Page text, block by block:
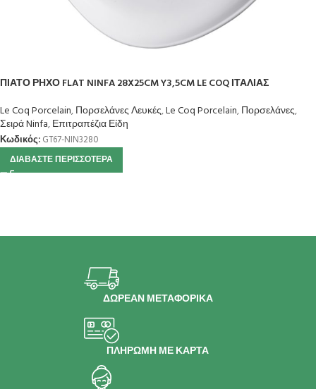
ΠΙΑΤΟ ΡΗΧΟ FLAT NINFA 28X25CM Y3,5CM LE COQ ΙΤΑΛΙΑΣ
Le Coq Porcelain,Πορσελάνες Λευκές,Le Coq Porcelain,Πορσελάνες,
Σειρά Ninfa,Επιτραπέζια Είδη
Κωδικός: GT67-NIN3280
ΔΙΑΒΆΣΤΕ ΠΕΡΙΣΣΌΤΕΡΑ
ΔΩΡΕΑΝ ΜΕΤΑΦΟΡΙΚΑ
ΠΛΗΡΩΜΗ ΜΕ ΚΑΡΤΑ